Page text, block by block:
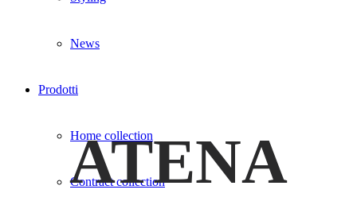
News
Prodotti
Home collection
Contract collection
ATENA